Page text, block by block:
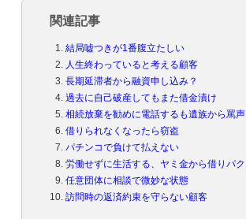
関連記事
結局嘘つきが1番腹立たしい
人生終わっていると考える顧客
長期延滞者から融資申し込み？
過去に自己破産してもまた借金漬け
相続放棄を勧めに電話するも遺族から罵声
借りられなくなったら窃盗
パチンコで負けて払えない
労働せずに生活する、ヤミ金から借りパク
任意団体に相談で微妙な状態
訪問時の返済約束を守らない顧客